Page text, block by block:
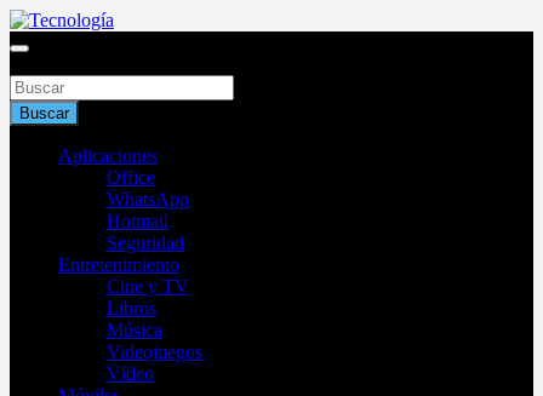
Saltar
al
Tecnología
Buscar
Aplicaciones
Office
WhatsApp
Hotmail
Seguridad
Entretenimiento
Cine y TV
Libros
Música
Videojuegos
Vídeo